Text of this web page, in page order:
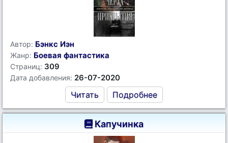
Автор: Бэнкс Иэн
Жанр: Боевая фантастика
Страниц: 309
Дата добавления: 26-07-2020
Читать Подробнее
Капучинка